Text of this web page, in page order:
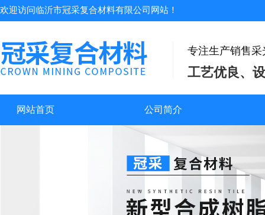
欢迎访问临沂市冠采复合材料有限公司网站！
专注生产销售
工艺优良、
网站首页 公司简介